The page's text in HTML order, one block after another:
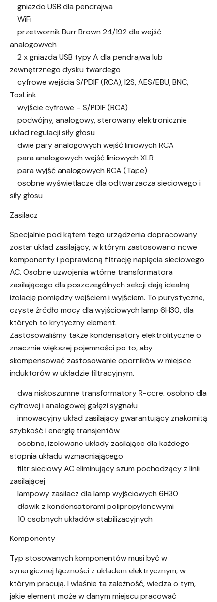
gniazdo USB dla pendrajwa
WiFi
przetwornik Burr Brown 24/192 dla wejść
analogowych
2 x gniazda USB typy A dla pendrajwa lub
zewnętrznego dysku twardego
cyfrowe wejścia S/PDIF (RCA), I2S, AES/EBU, BNC,
TosLink
wyjście cyfrowe – S/PDIF (RCA)
podwójny, analogowy, sterowany elektronicznie
układ regulacji siły głosu
dwie pary analogowych wejść liniowych RCA
para analogowych wejść liniowych XLR
para wyjść analogowych RCA (Tape)
osobne wyświetlacze dla odtwarzacza sieciowego i
siły głosu
Zasilacz
Specjalnie pod kątem tego urządzenia dopracowany
został układ zasilający, w którym zastosowano nowe
komponenty i poprawioną filtrację napięcia sieciowego
AC. Osobne uzwojenia wtórne transformatora
zasilającego dla poszczególnych sekcji dają idealną
izolację pomiędzy wejściem i wyjściem. To purystyczne,
czyste źródło mocy dla wyjściowych lamp 6H30, dla
których to krytyczny element.
Zastosowaliśmy także kondensatory elektrolityczne o
znacznie większej pojemności po to, aby
skompensować zastosowanie oporników w miejsce
induktorów w układzie filtracyjnym.
dwa niskoszumne transformatory R-core, osobno dla
cyfrowej i analogowej gałęzi sygnału
innowacyjny układ zasilający gwarantujący znakomitą
szybkość i energię transjentów
osobne, izolowane układy zasilające dla każdego
stopnia układu wzmacniającego
filtr sieciowy AC eliminujący szum pochodzący z linii
zasilającej
lampowy zasilacz dla lamp wyjściowych 6H30
dławik z kondensatorami polipropylenowymi
10 osobnych układów stabilizacyjnych
Komponenty
Typ stosowanych komponentów musi być w
synergicznej łączności z układem elektrycznym, w
którym pracują. I właśnie ta zależność, wiedza o tym,
jakie element może w danym miejscu pracować